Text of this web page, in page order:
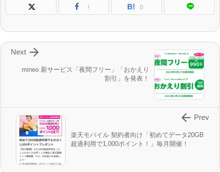
! B! 0
mineo 新サービス「夜間フリー」「おかえり
割引」を発表！

Next
楽天モバイル 契約者向け「初めてデータ20GB
超過利用で1,000ポイント！」毎月開催！
 Prev